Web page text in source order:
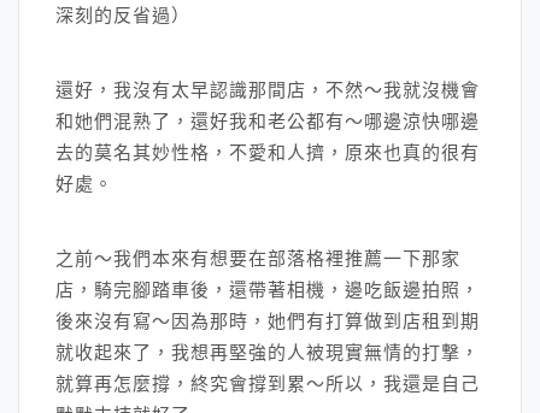
深刻的反省過）
還好，我沒有太早認識那間店，不然～我就沒機會
和她們混熟了，還好我和老公都有～哪邊涼快哪邊
去的莫名其妙性格，不愛和人擠，原來也真的很有
好處。
之前～我們本來有想要在部落格裡推薦一下那家
店，騎完腳踏車後，還帶著相機，邊吃飯邊拍照，
後來沒有寫～因為那時，她們有打算做到店租到期
就收起來了，我想再堅強的人被現實無情的打撃，
就算再怎麼撐，終究會撐到累～所以，我還是自己